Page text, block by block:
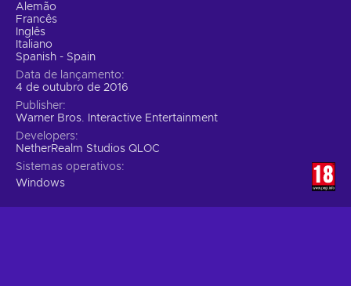
Alemão
Francês
Inglês
Italiano
Spanish - Spain
Data de lançamento
4 de outubro de 2016
Publisher
Warner Bros. Interactive Entertainment
Developers
NetherRealm Studios QLOC
Sistemas operativos
Windows